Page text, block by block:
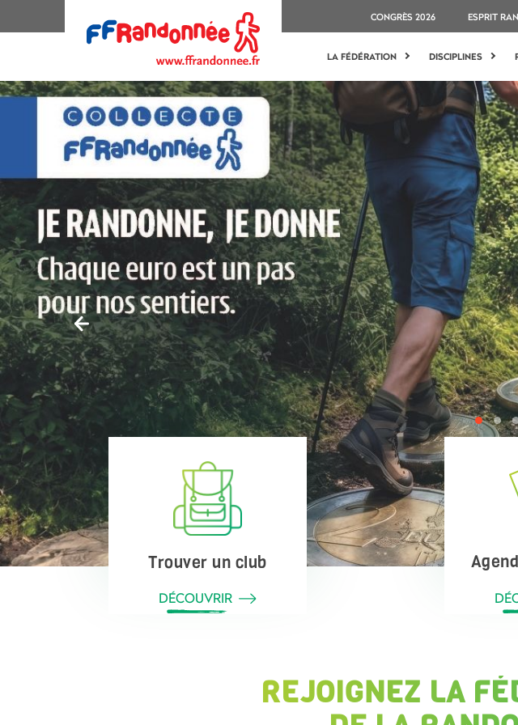
CONGRÈS 2026 ESPRIT
LA FÉDÉRATION DISCIPLINES
Previous
Trouver un club
DÉCOUVRIR
REJOIGNEZ LA